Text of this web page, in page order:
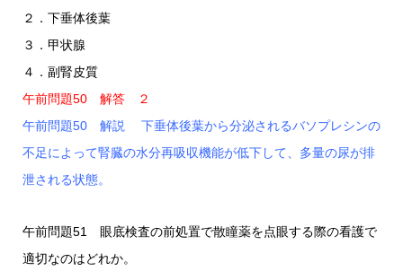
２．下垂体後葉
３．甲状腺
４．副腎皮質
午前問題50 解答 ２
午前問題50 解説 下垂体後葉から分泌されるバソプレシンの
不足によって腎臓の水分再吸収機能が低下して、多量の尿が排
泄される状態。
午前問題51 眼底検査の前処置で散瞳薬を点眼する際の看護で
適切なのはどれか。